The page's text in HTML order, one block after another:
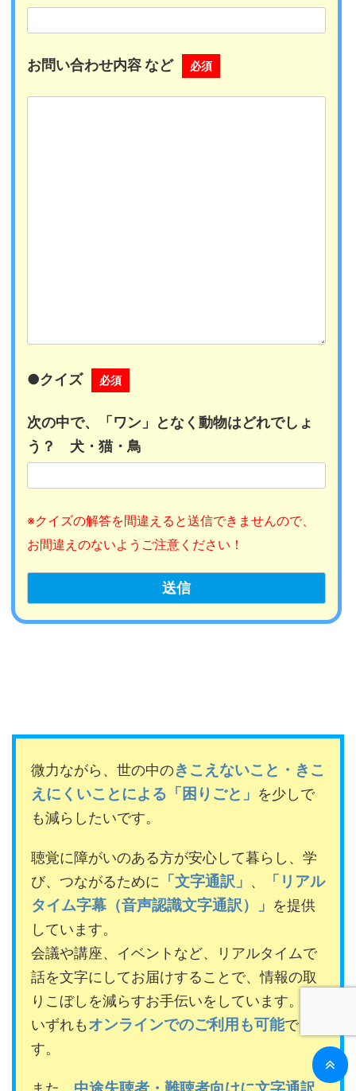
お問い合わせ内容 など 必須
●クイズ 必須
次の中で、「ワン」となく動物はどれでしょ
う？ 犬・猫・鳥
※クイズの解答を間違えると送信できませんので、
お間違えのないようご注意ください！
微力ながら、世の中のきこえないこと・きこ
えにくいことによる「困りごと」 を少しで
も減らしたいです。
聴覚に障がいのある方が安心して暮らし、学
び、つながるために
「文字通訳」 、
「リアル
タイム字幕（音声認識文字通訳）」 を提供
しています。
会議や講座、イベントなど、リアルタイムで
話を文字にしてお届けすることで、情報の取
りこぼしを減らすお手伝いをしています。
いずれもオンラインでのご利用も可能で
す。